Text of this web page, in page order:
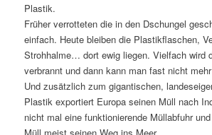
Plastik.
Früher verrotteten die in den Dschungel
einfach. Heute bleiben die Plastikflaschen,
Strohhalme… dort ewig liegen. Vielfach wird
verbrannt und dann kann man fast nicht
Und zusätzlich zum gigantischen,
Plastik exportiert Europa seinen Müll nach
nicht mal eine funktionierende Müllabfuhr
Müll meist seinen Weg ins Meer.